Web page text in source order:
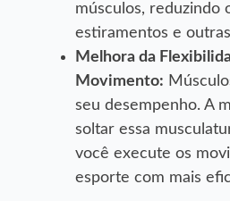
músculos, reduzindo
estiramentos e
Melhora da
Movimento:
seu desempenho. A
soltar essa
você execute os
esporte com mais